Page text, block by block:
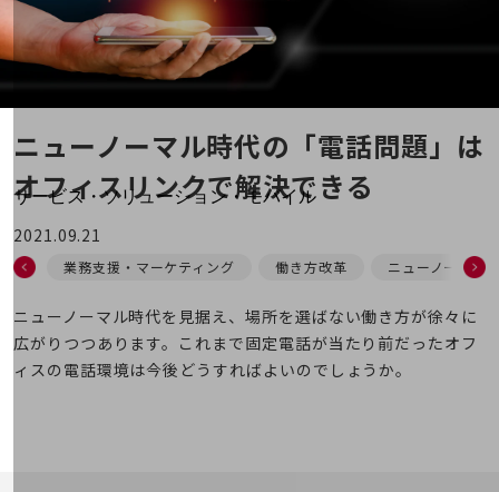
地域社会を支える皆さまと地域課題の解決や
地域経済のさらなる活性化に取り組みます
自治体・地域社会との共創
LGPF(Local Government Platform)
別ウィンドウで開きます
サービス・ソリューション・モバイル
DXに関する課題を解決する
サービス・ソリューションをご紹介
カテゴリーで探すTOP
ネットワーク・モバイル
ニューノーマル時代の「電話問題」は
オフィスリンクで解決できる
2021.09.21
業務支援・マーケティング 働き方改革 ニューノーマル
ニューノーマル時代を見据え、場所を選ばない働き方が徐々に
広がりつつあります。これまで固定電話が当たり前だったオフ
ィスの電話環境は今後どうすればよいのでしょうか。